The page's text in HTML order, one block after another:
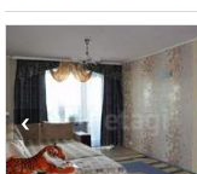
‹